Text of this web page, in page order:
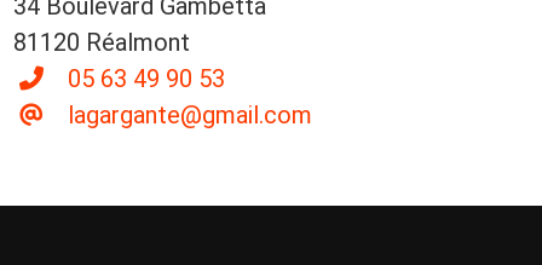
34 Boulevard Gambetta
81120 Réalmont
05 63 49 90 53
lagargante@gmail.com